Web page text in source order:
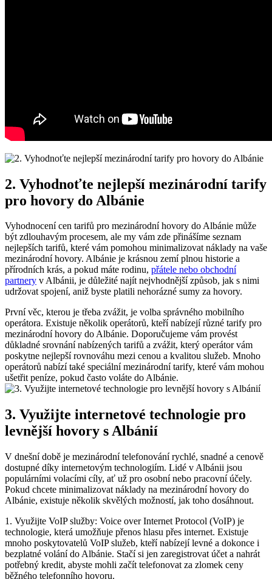
2. Vyhodnoťte nejlepší mezinárodní tarify
pro hovory do Albánie
Vyhodnocení ‍cen tarifů pro mezinárodní hovory do Albánie ⁤může
být zdlouhavým procesem, ale ‌my vám zde přinášíme seznam
nejlepších tarifů, které vám pomohou minimalizovat náklady na vaše
mezinárodní hovory. Albánie je krásnou zemí plnou historie a⁣
přírodních krás, a pokud máte rodinu, přátele nebo obchodní
partnery v Albánii, je důležité ⁤najít⁤ nejvhodnější způsob, jak s ⁣nimi‌
udržovat spojení, aniž byste platili nehorázné sumy za‍ hovory.
První věc, kterou je třeba zvážit, je ⁤volba správného mobilního
operátora. Existuje několik operátorů, kteří nabízejí různé tarify pro​
mezinárodní hovory do ‍Albánie. Doporučujeme vám provést⁤
důkladné srovnání nabízených‌ tarifů a zvážit, který operátor vám
poskytne nejlepší⁢ rovnováhu mezi cenou⁢ a kvalitou služeb. Mnoho
operátorů nabízí ⁢také speciální mezinárodní tarify, které vám mohou
ušetřit ⁣peníze, pokud často voláte do Albánie.
3. Využijte internetové technologie pro
levnější hovory⁤ s Albánií
V dnešní době je⁤ mezinárodní telefonování ‍rychlé, snadné​ a cenově
dostupné díky internetovým‌ technologiím. Lidé v Albánii jsou
populárními⁤ volacími cíly, ať už ⁣pro​ osobní nebo pracovní účely.
Pokud chcete minimalizovat náklady na mezinárodní hovory do
Albánie, existuje několik ⁢skvělých možností, jak toho dosáhnout.
1. ⁣Využijte VoIP služby: Voice over‌ Internet⁤ Protocol (VoIP) je
technologie, která ‌umožňuje přenos hlasu přes ‍internet. Existuje
mnoho poskytovatelů VoIP služeb, kteří nabízejí levné⁤ a dokonce i
‌bezplatné volání do Albánie. Stačí si jen zaregistrovat⁢ účet a‌ nahrát
potřebný kredit, abyste mohli začít telefonovat za zlomek ceny
běžného telefonního ⁢hovoru.